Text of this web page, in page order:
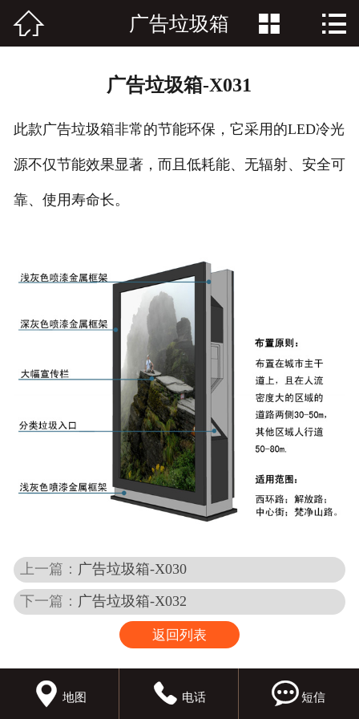
网站首页
资讯中心
 广告垃圾箱  
广告垃圾箱-X031
此款广告垃圾箱非常的节能环保，它采用的LED冷光
源不仅节能效果显著，而且低耗能、无辐射、安全可
靠、使用寿命长。
上一篇： 广告垃圾箱-X030
下一篇： 广告垃圾箱-X032
返回列表
 地图  电话  短信